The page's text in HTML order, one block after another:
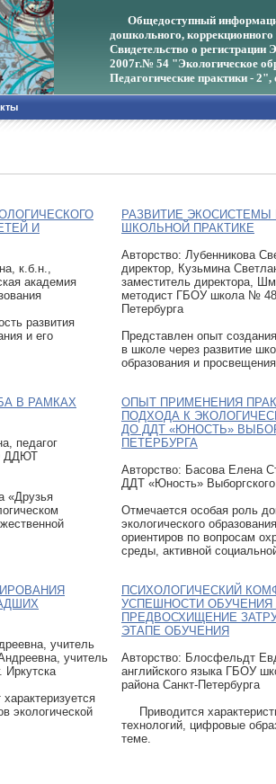
Общедоступный
дошкольного,
Свидетельство о
2007г.№ 54 "Экологическое
Педагогические практики - 2",
И
к.б.н.,
академия
развития
и его
РАЗВИТИЕ ЭКОСИСТЕМЫ
ШКОЛЬНОЙ ПРАКТИКЕ
Авторcтво: Лубенникова
директор, Кузьмина
заместитель директора,
методист ГБОУ школа №
Петербурга
Представлен опыт
в школе через развитие
образования и
В РАМКАХ
педагог
ДДЮТ
«Друзья
ОПЫТ ПРИМЕНЕНИЯ
ПОДХОДА К
ДО ДДТ «ЮНОСТЬ»
ПЕТЕРБУРГА
Авторcтво: Басова Елена
ДДТ «Юность»
Отмечается особая роль
экологического
ориентиров по вопросам
среды, активной
учитель
учитель
экологической
ПСИХОЛОГИЧЕСКИЙ
УСПЕШНОСТИ ОБУЧЕНИЯ
ПРЕДВОСХИЩЕНИЕ
ЭТАПЕ ОБУЧЕНИЯ
Авторcтво: Блосфельдт
английского языка ГБОУ
района Санкт-Петербурга
Приводится
технологий, цифровые
теме.